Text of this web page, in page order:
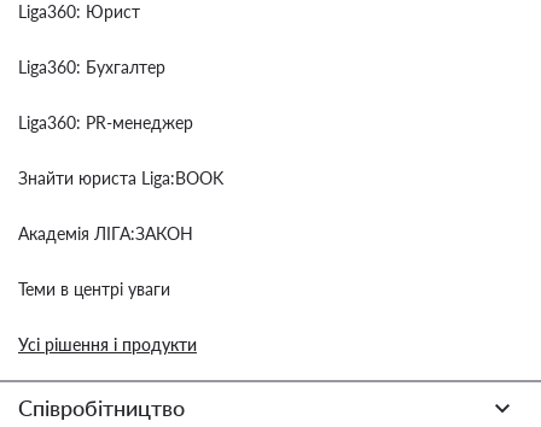
Liga360: Юрист
Liga360: Бухгалтер
Liga360: PR-менеджер
Знайти юриста Liga:BOOK
Академія ЛІГА:ЗАКОН
Теми в центрі уваги
Усі рішення і продукти
Співробітництво